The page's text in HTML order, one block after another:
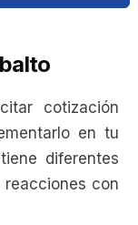
cotización
en tu
diferentes
con